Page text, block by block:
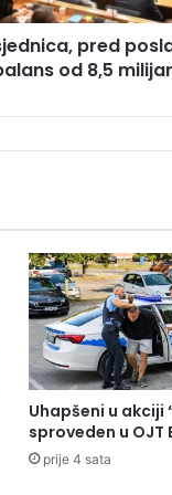
pred
od 8,5
Uhapšeni u akciji
sproveden u OJT
prije 4 sata